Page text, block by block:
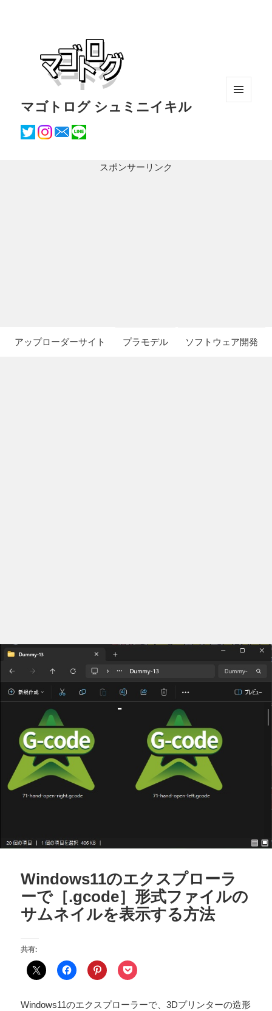
マゴトログ シュミニイキル
スポンサーリンク
アップローダーサイト プラモデル ソフトウェア開発
Windows11のエクスプローラ
ーで［.gcode］形式ファイルの
サムネイルを表示する方法
共有:
Windows11のエクスプローラーで、3Dプリンターの造形